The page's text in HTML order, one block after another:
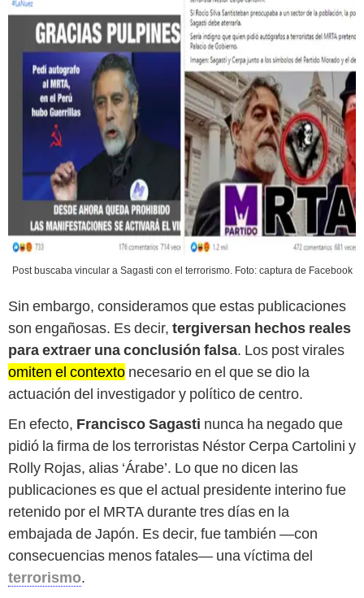
Post buscaba vincular a Sagasti con el terrorismo. Foto: captura de Facebook
Sin embargo, consideramos que estas publicaciones
son engañosas. Es decir, tergiversan hechos reales
para extraer una conclusión falsa. Los post virales
omiten el contexto necesario en el que se dio la
actuación del investigador y político de centro.
En efecto, Francisco Sagasti nunca ha negado que
pidió la firma de los terroristas Néstor Cerpa Cartolini y
Rolly Rojas, alias ‘Árabe’. Lo que no dicen las
publicaciones es que el actual presidente interino fue
retenido por el MRTA durante tres días en la
embajada de Japón. Es decir, fue también —con
consecuencias menos fatales— una víctima del
terrorismo.